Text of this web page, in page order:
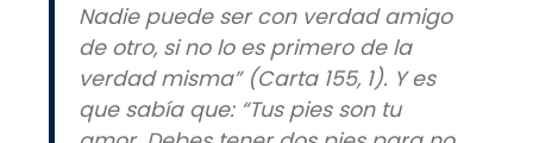
Nadie puede ser con verdad amigo
de otro, si no lo es primero de la
verdad misma” (Carta 155, 1). Y es
que sabía que: “Tus pies son tu